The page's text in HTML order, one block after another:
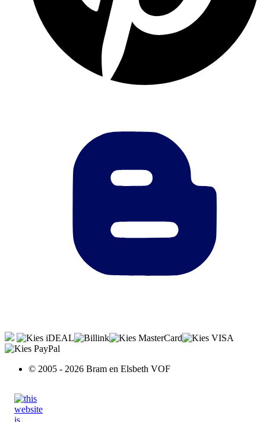
© 2005 - 2026 Bram en Elsbeth VOF